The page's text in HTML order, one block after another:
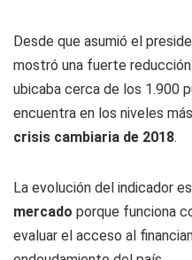
Desde que asumió el
mostró una fuerte
ubicaba cerca de los 1.900
encuentra en los niveles
crisis cambiaria de 2018.
La evolución del indicador
mercado porque funciona
evaluar el acceso al